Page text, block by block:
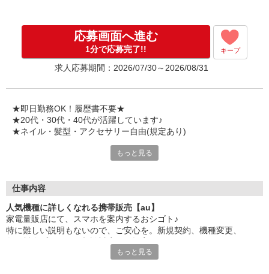
゜+゜・。○。・゜+゜・。○。・゜+゜
入社祝い金10万円支給(規定有)
お友達を紹介頂くと,
インセンティブ支給(規定有)
応募画面へ進む
1分で応募完了!! キープ
求人応募期間：2026/07/30～2026/08/31
★即日勤務OK！履歴書不要★
★20代・30代・40代が活躍しています♪
★ネイル・髪型・アクセサリー自由(規定あり)
シエロのスタッフは9割が未経験スタート。
ずっと先まで役に立ちます！
丁寧な研修もあるので、
みなさんから働きやすいと好評です♪
最新アプリ事情やお得なプラン、
スマホの裏ワザを学べるチャンス♪
もっと見る
仕事内容
人気機種に詳しくなれる携帯販売【au】
家電量販店にて、スマホを案内するおシゴト♪
特に難しい説明もないので、ご安心を。新規契約、機種変更、
もっと見る